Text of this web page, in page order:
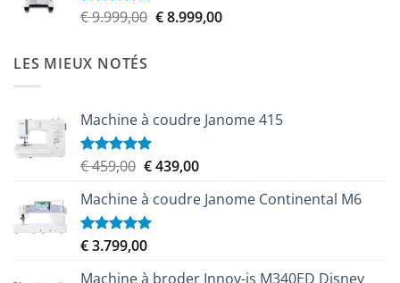
€ 6.100,00.€ 5.579,00.
Note
€9.999,00 Le
€8.999,00Le
LES MIEUX NOTÉS
Machine à coudre Janome 415
Note5.00
€459,00 Le
initial
était :
€ 459,00.
€439,00Le
actuel
Machine à coudre Janome Continental M6
Note5.00
€3.799,00
Machine à broder Innov-is M340ED Disney